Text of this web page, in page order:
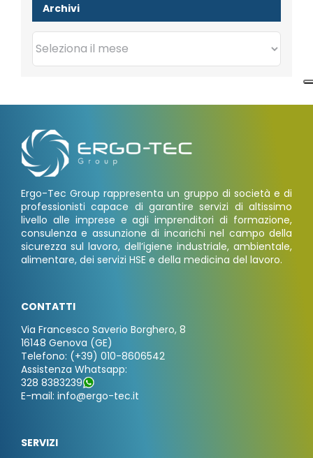
Archivi
Archivi
Ergo-Tec Group rappresenta un gruppo di società e di
professionisti capace di garantire servizi di altissimo
livello alle imprese e agli imprenditori di formazione,
consulenza e assunzione di incarichi nel campo della
sicurezza sul lavoro, dell’igiene industriale, ambientale,
alimentare, dei servizi HSE e della medicina del lavoro.
CONTATTI
Via Francesco Saverio Borghero, 8
16148 Genova (GE)
Telefono: (+39) 010-8606542
Assistenza Whatsapp:
328 8383239
E-mail: info@ergo-tec.it
SERVIZI